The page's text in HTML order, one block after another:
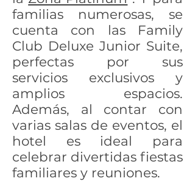
familias numerosas, se
cuenta con las Family
Club Deluxe Junior Suite,
perfectas por sus
servicios exclusivos y
amplios espacios.
Además, al contar con
varias salas de eventos, el
hotel es ideal para
celebrar divertidas fiestas
familiares y reuniones.